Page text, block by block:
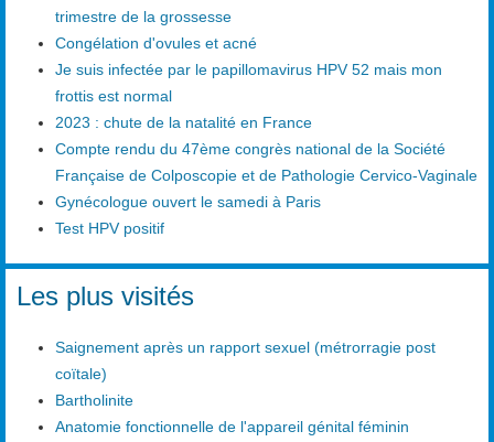
trimestre de la grossesse
Congélation d'ovules et acné
Je suis infectée par le papillomavirus HPV 52 mais mon
frottis est normal
2023 : chute de la natalité en France
Compte rendu du 47ème congrès national de la Société
Française de Colposcopie et de Pathologie Cervico-Vaginale
Gynécologue ouvert le samedi à Paris
Test HPV positif
Les plus visités
Saignement après un rapport sexuel (métrorragie post
coïtale)
Bartholinite
Anatomie fonctionnelle de l'appareil génital féminin